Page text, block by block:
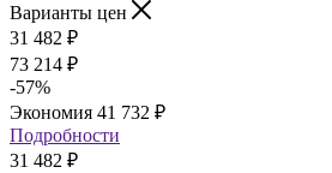
Варианты цен
31 482 ₽
73 214 ₽
-57%
Экономия 41 732 ₽
Подробности
31 482 ₽